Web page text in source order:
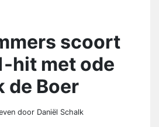
scoort
hit met ode
de Boer
door Daniël Schalk